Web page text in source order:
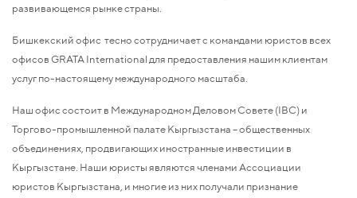
развивающемся рынке страны.
Бишкекский офис тесно сотрудничает с командами юристов всех
офисов GRATA International для предоставления нашим клиентам
услуг по-настоящему международного масштаба.
Наш офис состоит в Международном Деловом Совете (IBC) и
Торгово-промышленной палате Кыргызстана – общественных
объединениях, продвигающих иностранные инвестиции в
Кыргызстане. Наши юристы являются членами Ассоциации
юристов Кыргызстана, и многие из них получали признание